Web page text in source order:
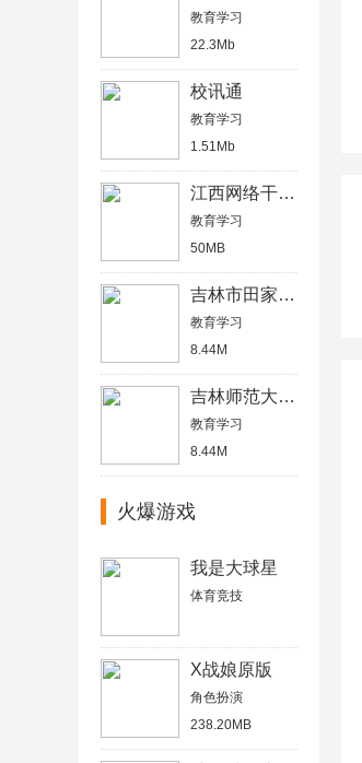
教育学习
22.3Mb
校讯通
教育学习
1.51Mb
江西网络干部学院
教育学习
50MB
吉林市田家炳高级中学
教育学习
8.44M
吉林师范大学博达学院教务系统平台
教育学习
8.44M
火爆游戏
我是大球星
体育竞技
X战娘原版
角色扮演
238.20MB